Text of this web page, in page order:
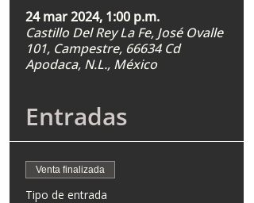
24 mar 2024, 1:00 p.m.
Castillo Del Rey La Fe, José Ovalle
101, Campestre, 66634 Cd
Apodaca, N.L., México
Entradas
Venta finalizada
Tipo de entrada